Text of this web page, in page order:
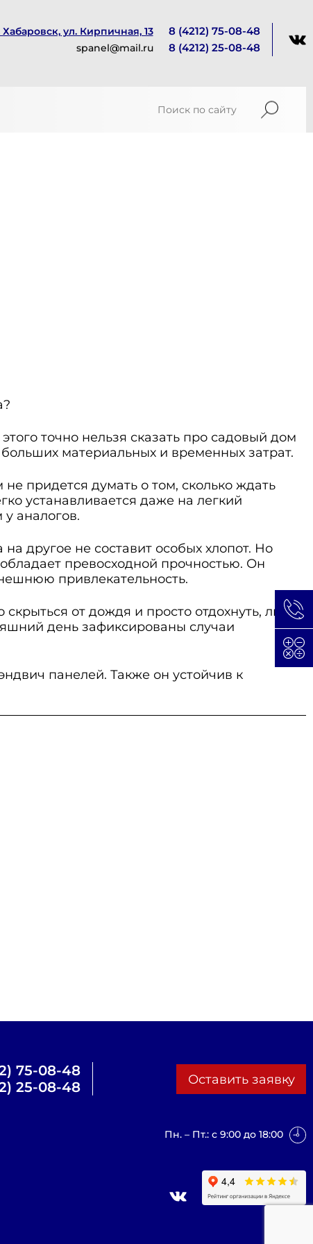
Хабаровск, ул. Кирпичная, 13
spanel@mail.ru
8 (4212) 75-08-48
8 (4212) 25-08-48
точно нельзя сказать про садовый дом
материальных и временных затрат.
придется думать о том, сколько ждать
устанавливается даже на легкий
аналогов.
другое не составит особых хлопот. Но
превосходной прочностью. Он
привлекательность.
от дождя и просто отдохнуть, либо
день зафиксированы случаи
панелей. Также он устойчив к
75-08-48
25-08-48
Оставить заявку
Пн. – Пт.: с 9:00 до 18:00